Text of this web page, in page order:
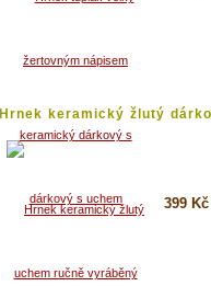
Hrnek keramický žlutý
s...
399 Kč